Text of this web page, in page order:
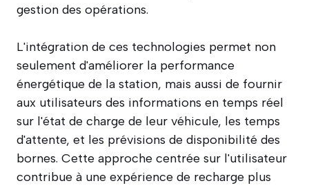
gestion des opérations.
L'intégration de ces technologies permet non
seulement d'améliorer la performance
énergétique de la station, mais aussi de fournir
aux utilisateurs des informations en temps réel
sur l'état de charge de leur véhicule, les temps
d'attente, et les prévisions de disponibilité des
bornes. Cette approche centrée sur l'utilisateur
contribue à une expérience de recharge plus